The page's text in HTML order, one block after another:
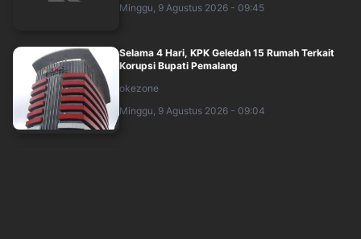
Minggu, 9 Agustus 2026 - 09:45
Selama 4 Hari, KPK Geledah 15 Rumah Terkait
Korupsi Bupati Pemalang
okezone
Minggu, 9 Agustus 2026 - 09:04